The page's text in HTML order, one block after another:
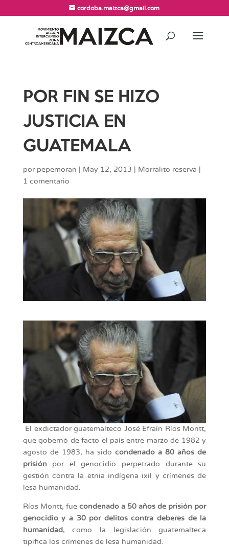
cordoba.maizca@gmail.com
POR FIN SE HIZO
JUSTICIA EN
GUATEMALA
por pepemoran May 12, 2013 Morralito reserva
1 comentario
El exdictador guatemalteco José Efraín Ríos Montt,
que gobernó de facto el país entre marzo de 1982 y
agosto de 1983, ha sidocondenado a 80 años de
prisión por el genocidio perpetrado durante su
gestión contra la etnia indígena ixil y crímenes de
lesa humanidad.
Ríos Montt, fue condenado a 50 años de prisión por
genocidio y a 30 por delitos contra deberes de la
humanidad , como la legislación guatemalteca
tipifica los crímenes de lesa humanidad.